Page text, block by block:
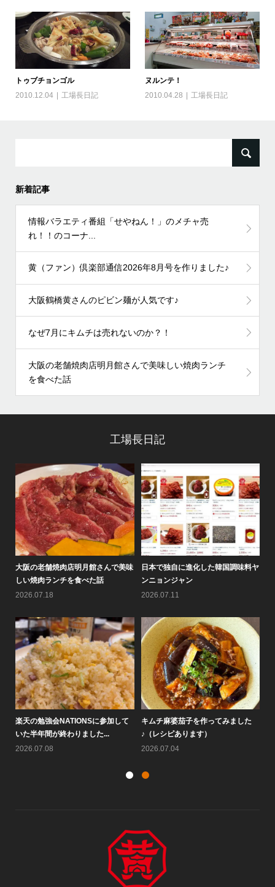
トゥブチョンゴル
2010.12.04
工場長日記
ヌルンテ！
2010.04.28
工場長日記
新着記事
情報バラエティ番組「せやねん！」のメチャ売
れ！！のコーナ...
黄（ファン）倶楽部通信2026年8月号を作りました♪
大阪鶴橋黄さんのピビン麺が人気です♪
なぜ7月にキムチは売れないのか？！
大阪の老舗焼肉店明月館さんで美味しい焼肉ランチ
を食べた話
工場長日記
料ヤ
た
情報バラエティ番組「せやねん！」
のメチャ売れ！！のコーナーで...
2026.08.05
黄（ファン）倶楽部通信2026年8月
号を作りました♪
2026.08.01
大阪鶴橋黄さんのピビン麺が人気で
す♪
2026.07.25
なぜ7月にキムチは売れないの
か？！
2026.07.22